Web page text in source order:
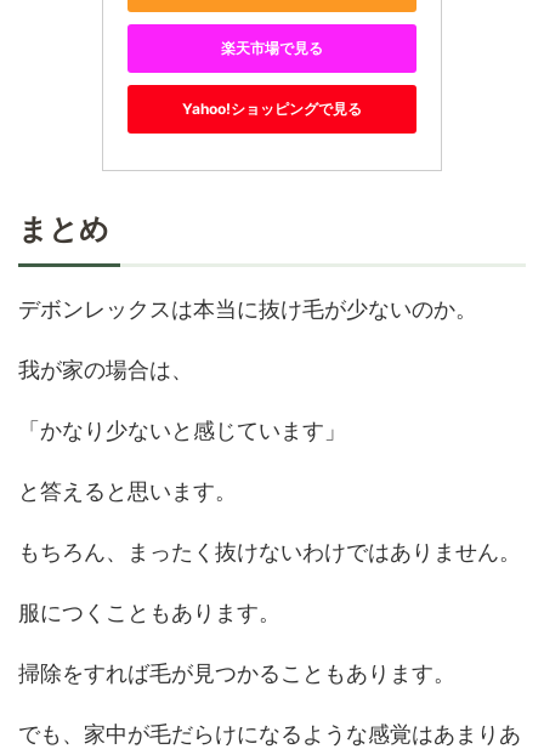
楽天市場で見る
Yahoo!ショッピングで見る
まとめ
デボンレックスは本当に抜け毛が少ないのか。
我が家の場合は、
「かなり少ないと感じています」
と答えると思います。
もちろん、まったく抜けないわけではありません。
服につくこともあります。
掃除をすれば毛が見つかることもあります。
でも、家中が毛だらけになるような感覚はあまりあ